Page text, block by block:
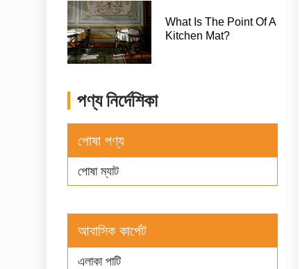
What Is The Point Of A
Kitchen Mat?
পণ্য নির্দেশিকা
পোষা পণ্য
পোষা ম্যাট
আবাসিক কার্পেট
এলাকা পাটি